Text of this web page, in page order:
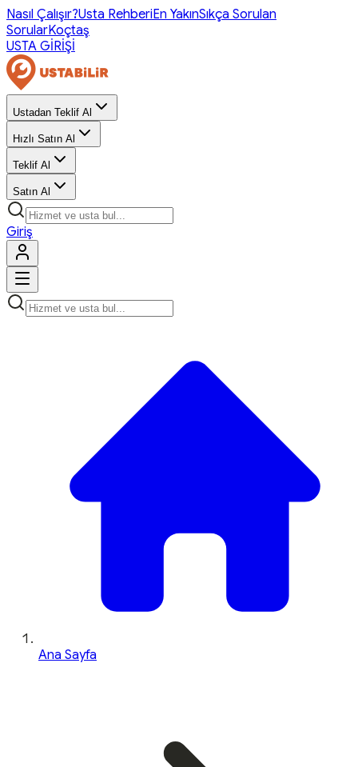
Nasıl Çalışır?Usta RehberiEn YakınSıkça Sorulan
SorularKoçtaş
USTA GİRİŞİ
Ustadan Teklif Al
Hızlı Satın Al
Teklif Al
Satın Al
Giriş
Ana Sayfa